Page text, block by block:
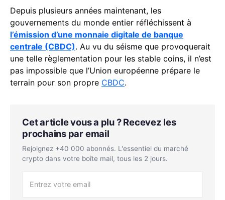
Depuis plusieurs années maintenant, les
gouvernements du monde entier réfléchissent à
l’émission d’une monnaie digitale de banque
centrale (CBDC). Au vu du séisme que provoquerait
une telle règlementation pour les stable coins, il n’est
pas impossible que l’Union européenne prépare le
terrain pour son propre CBDC.
Cet article vous a plu ? Recevez les
prochains par email
Rejoignez +40 000 abonnés. L'essentiel du marché
crypto dans votre boîte mail, tous les 2 jours.